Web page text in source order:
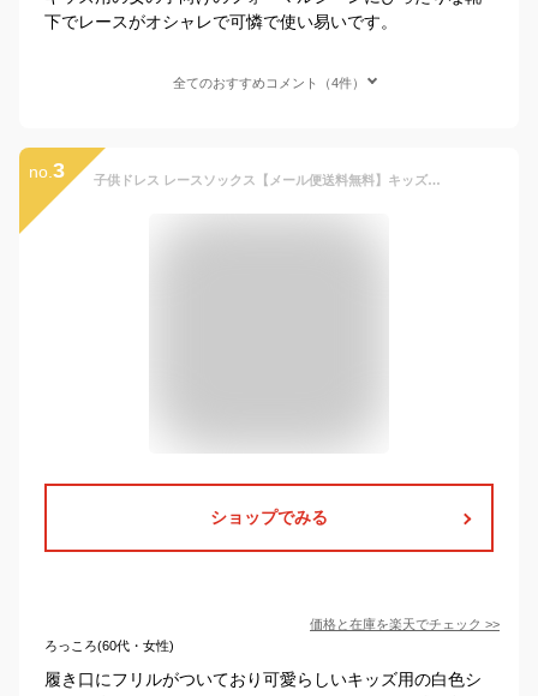
下でレースがオシャレで可憐で使い易いです。
全てのおすすめコメント（4件）
no. 3 子供ドレス レースソックス【メール便送料無料】キッズ フォーマル 子供ドレス 無地 女の子 白 ホワイト キッズ靴下 入学式 ジュニア 卒業式 発表会 結婚式 レースソックス 子供服 白 靴下 シンプルな定番 ソックス 七五三 卒園式 結婚式 発表会
ショップでみる
価格と在庫を楽天でチェック >>
ろっころ(60代・女性)
履き口にフリルがついており可愛らしいキッズ用の白色シ